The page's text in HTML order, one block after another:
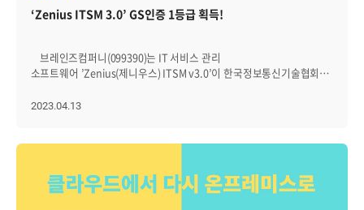
있다"고 말했다.
‘Zenius ITSM 3.0’ GS인증 1등급 획득!
브레인즈컴퍼니(099390)는 IT 서비스 관리
소프트웨어 ’Zenius(제니우스) ITSM v3.0’이 한국정보통신기술협회
국산 소프트웨어의 품질을 증명하는 국가 인증제도다. 국제표준화기구
자동화 및 통합하는 소프트웨어로서, IT 문제 해결과 개선을 위한
체계적이고 모범적인 프로세스를 제공한다. Zenius ITSM v3.0은
2023.04.13